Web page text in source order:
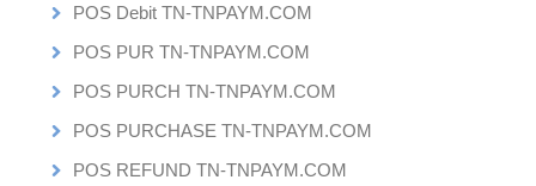
POS Debit TN-TNPAYM.COM
POS PUR TN-TNPAYM.COM
POS PURCH TN-TNPAYM.COM
POS PURCHASE TN-TNPAYM.COM
POS REFUND TN-TNPAYM.COM